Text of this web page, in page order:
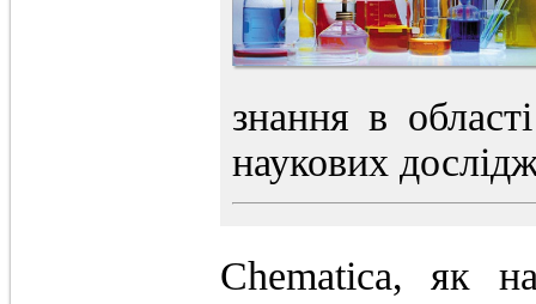
знання в
наукових
Chematica, як